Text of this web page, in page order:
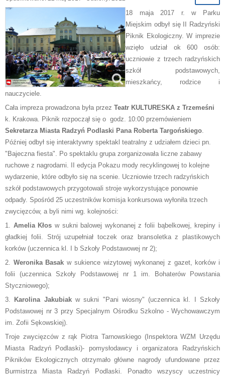
18 maja 2017 r. w Parku
Miejskim odbył się II Radzyński
Piknik Ekologiczny. W imprezie
wzięło udział ok 600 osób:
uczniowie z trzech radzyńskich
szkół podstawowych,
mieszkańcy, rodzice i
nauczyciele.
Cała impreza prowadzona była przez Teatr KULTURESKA z Trzemeśni
k. Krakowa. Piknik rozpoczął się o godz. 10:00 przemówieniem
Sekretarza Miasta Radzyń Podlaski Pana Roberta Targońskiego
Później odbył się interaktywny spektakl teatralny z udziałem dzieci pn.
"Bajeczna fiesta". Po spektaklu grupa zorganizowała liczne zabawy
ruchowe z nagrodami. II edycja Pokazu mody recyklingowej to kolejne
wydarzenie, które odbyło się na scenie. Uczniowie trzech radzyńskich
szkół podstawowych przygotowali stroje wykorzystujące ponownie
odpady. Spośród 25 uczestników komisja konkursowa wyłoniła trzech
zwycięzców, a byli nimi wg. kolejności:
1. Amelia Kłos w sukni balowej wykonanej z folii bąbelkowej, krepiny i
gładkiej folii. Strój uzupełniał toczek oraz bransoletka z plastikowych
korków (uczennica kl. I b Szkoły Podstawowej nr 2);
2. Weronika Basak w sukience wizytowej wykonanej z gazet, korków i
folii (uczennica Szkoły Podstawowej nr 1 im. Bohaterów Powstania
Styczniowego);
3.
Karolina Jakubiakw sukni "Pani wiosny" (uczennica kl. I Szkoły
Podstawowej nr 3 przy Specjalnym Ośrodku Szkolno - Wychowawczym
im. Zofii Sękowskiej).
Troje zwycięzców z rąk Piotra Tarnowskiego (Inspektora WZM Urzędu
Miasta Radzyń Podlaski)- pomysłodawcy i organizatora Radzyńskich
Pikników Ekologicznych otrzymało główne nagrody ufundowane przez
Burmistrza Miasta Radzyń Podlaski. Ponadto wszyscy uczestnicy